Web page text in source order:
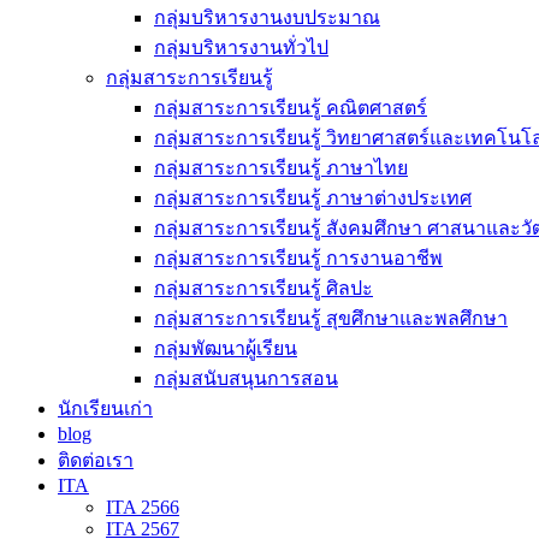
กลุ่มบริหารงานงบประมาณ
กลุ่มบริหารงานทั่วไป
กลุ่มสาระการเรียนรู้
กลุ่มสาระการเรียนรู้ คณิตศาสตร์
กลุ่มสาระการเรียนรู้ วิทยาศาสตร์และเทคโนโ
กลุ่มสาระการเรียนรู้ ภาษาไทย
กลุ่มสาระการเรียนรู้ ภาษาต่างประเทศ
กลุ่มสาระการเรียนรู้ สังคมศึกษา ศาสนาและ
กลุ่มสาระการเรียนรู้ การงานอาชีพ
กลุ่มสาระการเรียนรู้ ศิลปะ
กลุ่มสาระการเรียนรู้ สุขศึกษาและพลศึกษา
กลุ่มพัฒนาผู้เรียน
กลุ่มสนับสนุนการสอน
นักเรียนเก่า
blog
ติดต่อเรา
ITA
ITA 2566
ITA 2567